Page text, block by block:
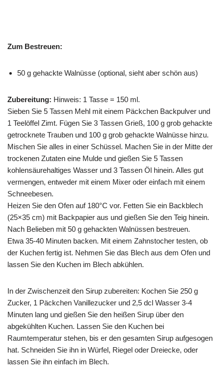
Zum Bestreuen:
50 g gehackte Walnüsse (optional, sieht aber schön aus)
Zubereitung: Hinweis: 1 Tasse = 150 ml.
Sieben Sie 5 Tassen Mehl mit einem Päckchen Backpulver und
1 Teelöffel Zimt. Fügen Sie 3 Tassen Grieß, 100 g grob gehackte
getrocknete Trauben und 100 g grob gehackte Walnüsse hinzu.
Mischen Sie alles in einer Schüssel. Machen Sie in der Mitte der
trockenen Zutaten eine Mulde und gießen Sie 5 Tassen
kohlensäurehaltiges Wasser und 3 Tassen Öl hinein. Alles gut
vermengen, entweder mit einem Mixer oder einfach mit einem
Schneebesen.
Heizen Sie den Ofen auf 180°C vor. Fetten Sie ein Backblech
(25×35 cm) mit Backpapier aus und gießen Sie den Teig hinein.
Nach Belieben mit 50 g gehackten Walnüssen bestreuen.
Etwa 35-40 Minuten backen. Mit einem Zahnstocher testen, ob
der Kuchen fertig ist. Nehmen Sie das Blech aus dem Ofen und
lassen Sie den Kuchen im Blech abkühlen.
In der Zwischenzeit den Sirup zubereiten: Kochen Sie 250 g
Zucker, 1 Päckchen Vanillezucker und 2,5 dcl Wasser 3-4
Minuten lang und gießen Sie den heißen Sirup über den
abgekühlten Kuchen. Lassen Sie den Kuchen bei
Raumtemperatur stehen, bis er den gesamten Sirup aufgesogen
hat. Schneiden Sie ihn in Würfel, Riegel oder Dreiecke, oder
lassen Sie ihn einfach im Blech.